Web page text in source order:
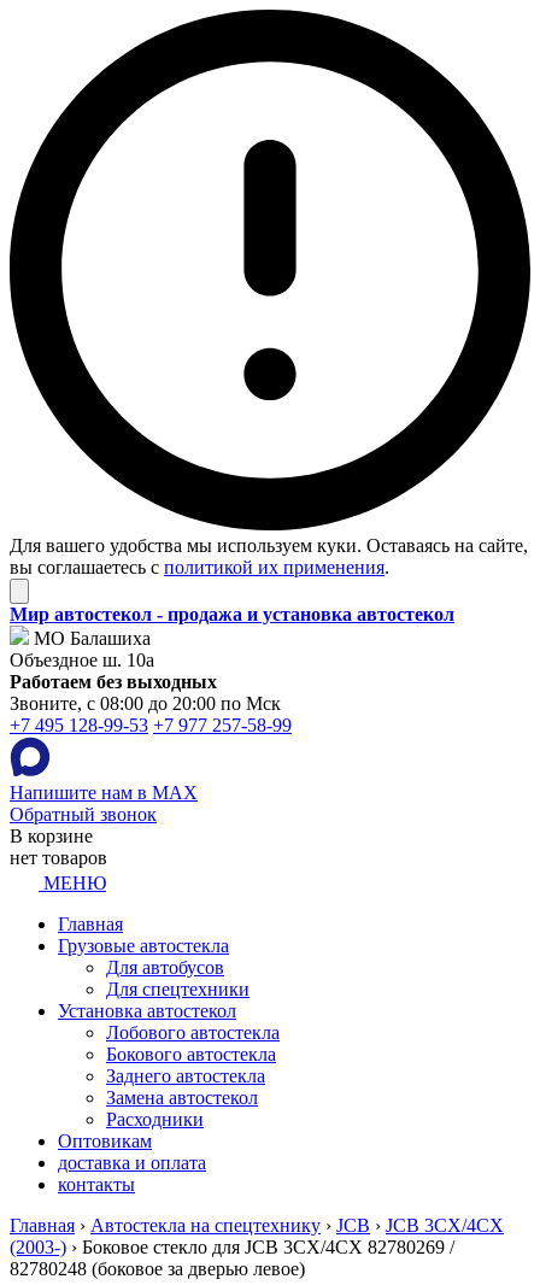
Для вашего удобства мы используем куки. Оставаясь на сайте,
вы соглашаетесь с политикой их применения.
Мир автостекол - продажа и установка автостекол
МО Балашиха
Объездное ш. 10а
Работаем без выходных
Звоните, с 08:00 до 20:00 по Мск
+7 495 128-99-53 +7 977 257-58-99
Напишите нам в MAX
Обратный звонок
В корзине
нет товаров
МЕНЮ
Главная
Грузовые автостекла
Для автобусов
Для спецтехники
Установка автостекол
Лобового автостекла
Бокового автостекла
Заднего автостекла
Замена автостекол
Расходники
Оптовикам
доставка и оплата
контакты
Главная › Автостекла на спецтехнику › JCB › JCB 3CX/4CX
(2003-) › Боковое стекло для JCB 3CX/4CX 82780269 /
82780248 (боковое за дверью левое)